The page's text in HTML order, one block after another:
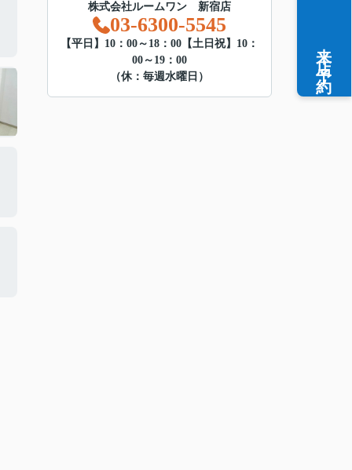
株式会社ルームワン 新宿店
03-6300-5545
【平日】10：00～18：00【土日祝】10：
00～19：00
（休：毎週水曜日）
来店予約